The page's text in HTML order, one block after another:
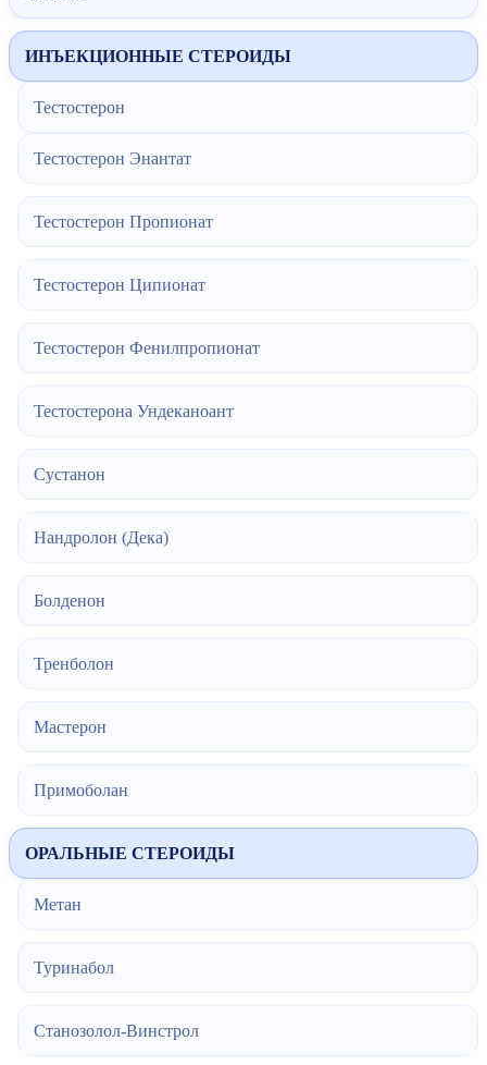
ИНЪЕКЦИОННЫЕ СТЕРОИДЫ
Тестостерон
Тестостерон Энантат
Тестостерон Пропионат
Тестостерон Ципионат
Тестостерон Фенилпропионат
Тестостерона Ундеканоант
Сустанон
Нандролон (Дека)
Болденон
Тренболон
Мастерон
Примоболан
ОРАЛЬНЫЕ СТЕРОИДЫ
Метан
Туринабол
Станозолол-Винстрол